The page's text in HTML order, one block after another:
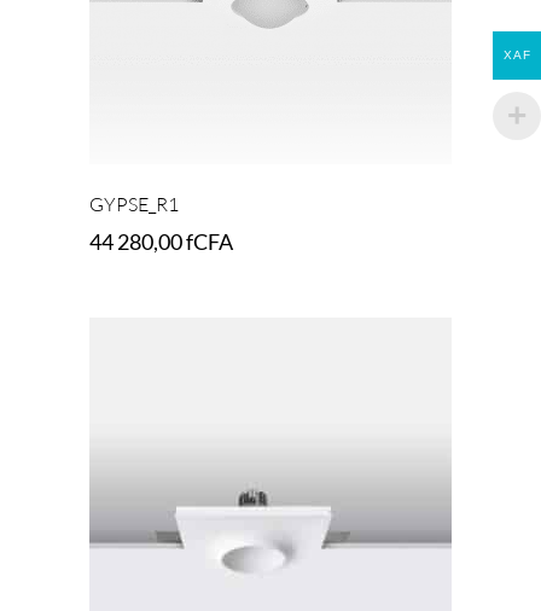
GYPSE_R1
44 280,00fCFA
XAF